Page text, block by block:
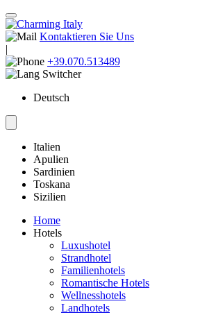
Kontaktieren Sie Uns
|
+39.070.513489
Deutsch
Italien
Apulien
Sardinien
Toskana
Sizilien
Home
Hotels
Luxushotel
Strandhotel
Familienhotels
Romantische Hotels
Wellnesshotels
Landhotels